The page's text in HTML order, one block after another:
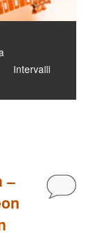
Intervalli
–